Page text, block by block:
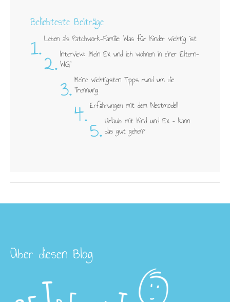
Beliebteste Beiträge
1. Leben als Patchwork-Familie: Was für Kinder wichtig ist
2. Interview: „Mein Ex und ich wohnen in einer Eltern-
WG"
3. Meine wichtigsten Tipps rund um die
Trennung
4. Erfahrungen mit dem Nestmodell
5. Urlaub mit Kind und Ex – kann
das gut gehen?
Über diesen Blog